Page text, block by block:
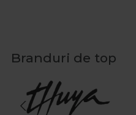
Branduri de top